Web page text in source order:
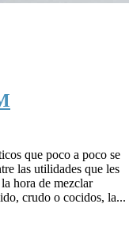
que poco a poco se
las utilidades que les
hora de mezclar
crudo o cocidos, la...